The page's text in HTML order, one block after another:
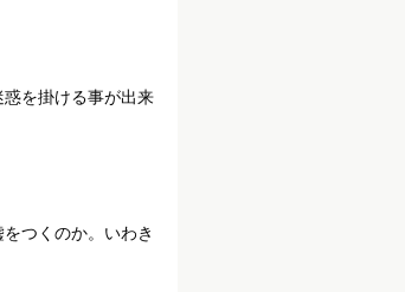
を掛ける事が出来
つくのか。いわき